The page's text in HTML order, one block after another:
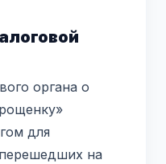
органа о
для
на